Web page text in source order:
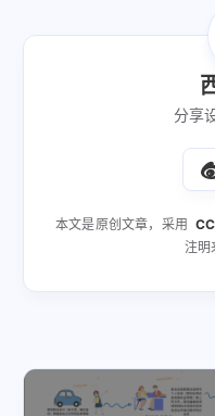
分享
本文是原创文章，采用
注明